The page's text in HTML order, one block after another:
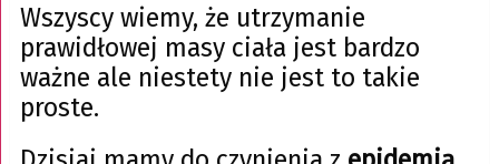
Wszyscy wiemy, że utrzymanie
prawidłowej masy ciała jest bardzo
ważne ale niestety nie jest to takie
proste.